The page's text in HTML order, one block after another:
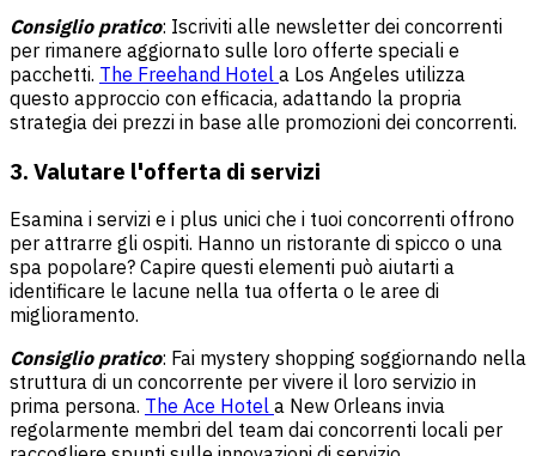
Consiglio pratico: Iscriviti alle newsletter dei concorrenti
per rimanere aggiornato sulle loro offerte speciali e
pacchetti. The Freehand Hotel a Los Angeles utilizza
questo approccio con efficacia, adattando la propria
strategia dei prezzi in base alle promozioni dei concorrenti.
3. Valutare l'offerta di servizi
Esamina i servizi e i plus unici che i tuoi concorrenti offrono
per attrarre gli ospiti. Hanno un ristorante di spicco o una
spa popolare? Capire questi elementi può aiutarti a
identificare le lacune nella tua offerta o le aree di
miglioramento.
Consiglio pratico: Fai mystery shopping soggiornando nella
struttura di un concorrente per vivere il loro servizio in
prima persona. The Ace Hotel a New Orleans invia
regolarmente membri del team dai concorrenti locali per